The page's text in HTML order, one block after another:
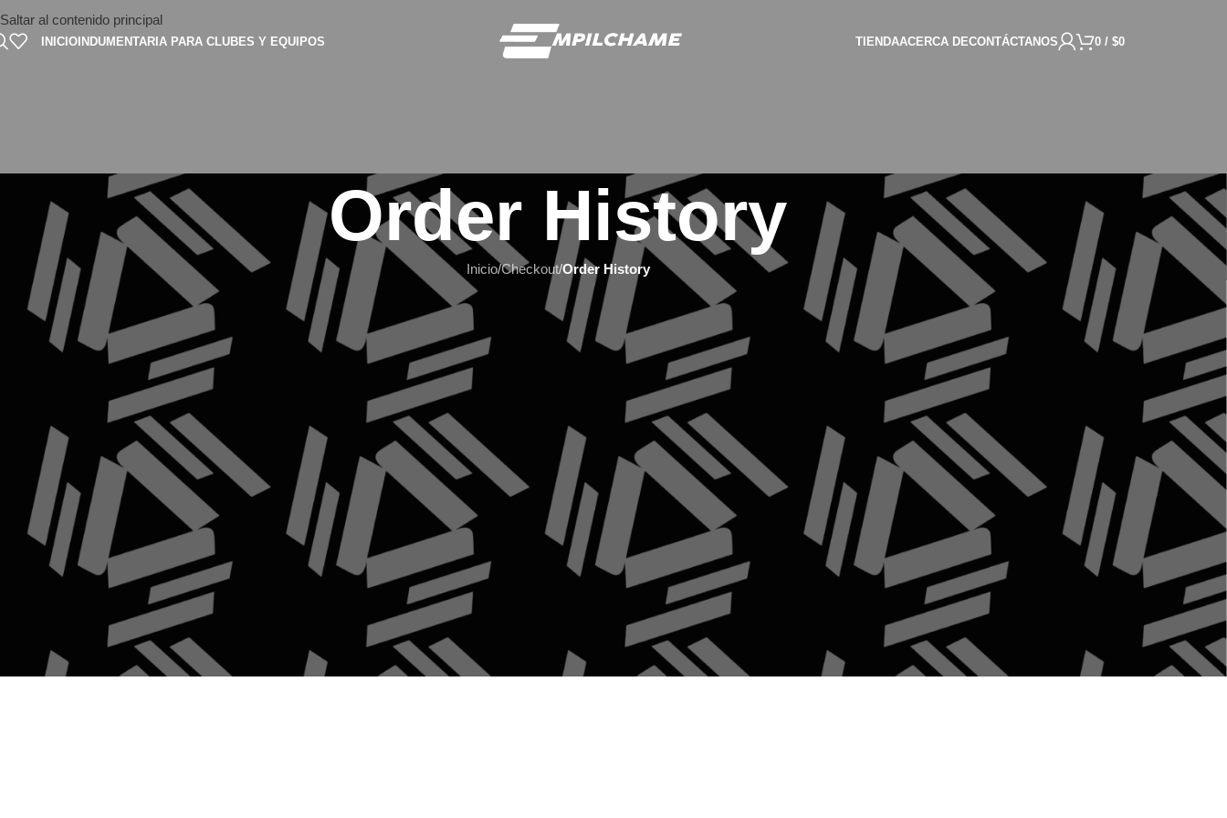
Saltar al contenido principal
INICIOINDUMENTARIA PARA CLUBES Y EQUIPOS TIENDAACERCA DECONTÁCTANOS 0 / $0
Order History
Inicio/Checkout/Order History
Based onWoodMarttheme 2025 WooCommerce Themes